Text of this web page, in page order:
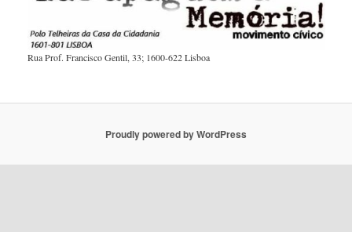
Rua Prof. Francisco Gentil, 33; 1600-622 Lisboa
Proudly powered by WordPress